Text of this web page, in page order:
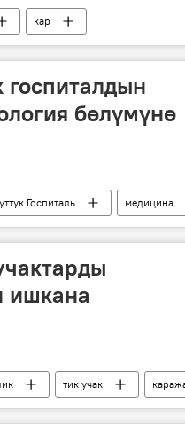
кар
бөлүмүнө
Госпиталь медицина
ишкана
тик учак